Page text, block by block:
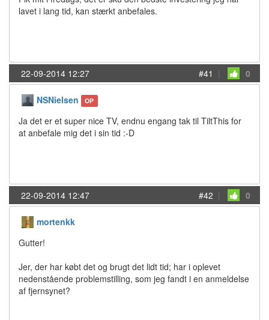
lavet i lang tid, kan stærkt anbefales.
22-09-2014 12:27 #41 | 0
NSNielsen OP
Ja det er et super nice TV, endnu engang tak til TiltThis for
at anbefale mig det i sin tid :-D
22-09-2014 12:47 #42 | 0
mortenkk
Gutter!
Jer, der har købt det og brugt det lidt tid; har i oplevet
nedenstående problemstilling, som jeg fandt i en anmeldelse
af fjernsynet?